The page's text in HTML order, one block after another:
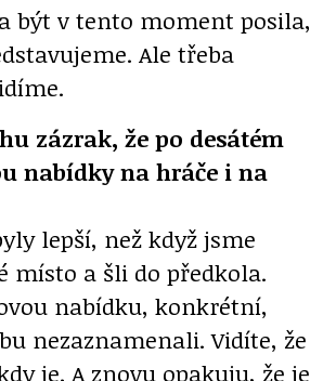
být v tento moment posila,
Ale třeba
zázrak, že po desátém
nabídky na hráče i na
lepší, než když jsme
místo a šli do předkola.
nabídku, konkrétní,
nezaznamenali. Vidíte, že
je. A znovu opakuju, že je